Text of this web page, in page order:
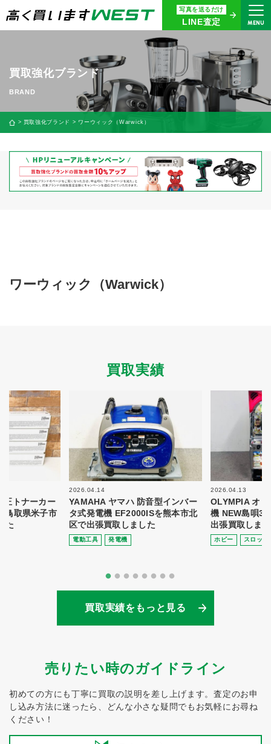
写真を送るだけ
LINE査定 MENU
まずはお気軽にお問い合わせ・
査定をご依頼ください
買取専用ダイヤル
0120-914-094
9:00〜18:30(年中無休)
24時間365日受付
買取に関する質問や相談もすぐにできて便利
簡単操作！LINE査定
新着情報
プライバシーポリシー
規約・同意書
本人確認書類アップロード
梱包
ガイド
法人の
お客様へ
買取強化ブランド
買取強化ブランド ワーウィック（Warwick）
ワーウィック（Warwick）
買取実績
トナーカー
鳥取県米子市
た
2026.04.14
YAMAHA ヤマハ 防音型インバー
タ式発電機 EF2000ISを熊本市北
区で出張買取しました
電動⼯具 発電機
2026.04.13
OLYMPIA オ
機 NEW島唄
出張買取しま
ホビー スロット
買取実績をもっと見る
売りたい時のガイドライン
初めての方にも丁寧に買取の説明を差し上げます。査定のお申
し込み方法に迷ったら、どんな小さな疑問でもお気軽にお尋ね
ください！